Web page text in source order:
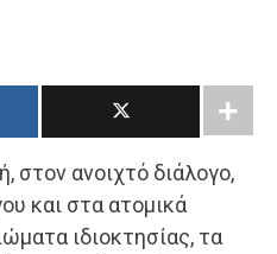
στον ανοιχτό διάλογο,
και στα ατομικά
ιδιοκτησίας, τα